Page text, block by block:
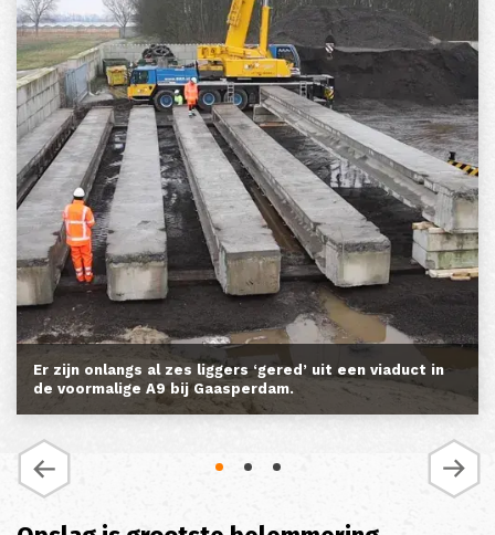
Er zijn onlangs al zes liggers ‘gered’ uit een viaduct in
de voormalige A9 bij Gaasperdam.